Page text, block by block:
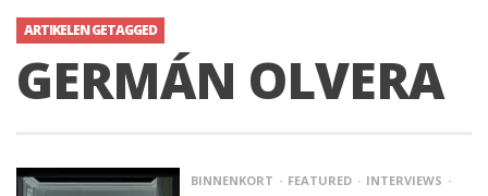
ARTIKELEN GETAGGED
GERMÁN OLVERA
BINNENKORT FEATURED
INTERVIEWS